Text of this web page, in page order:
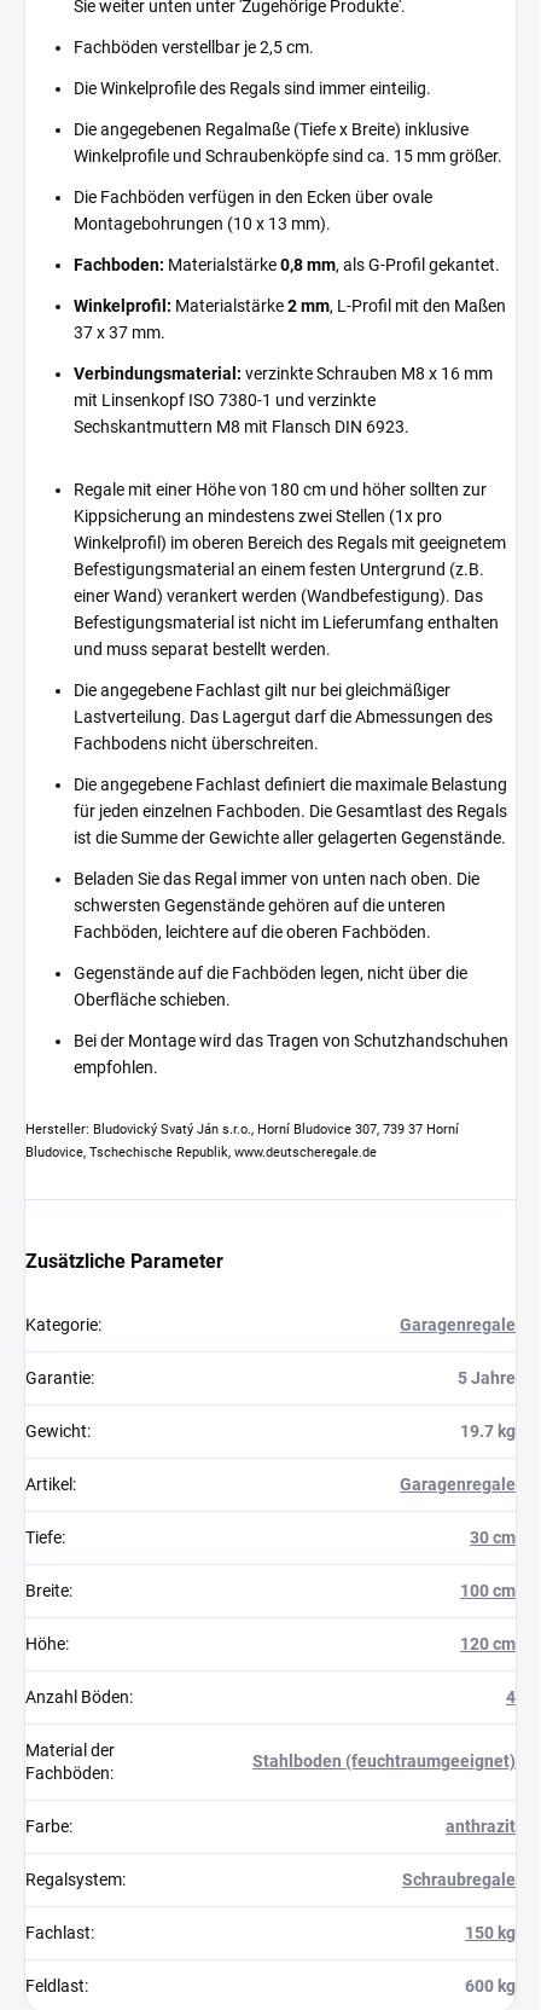
Sie weiter unten unter 'Zugehörige Produkte'.
Fachböden verstellbar je 2,5 cm.
Die Winkelprofile des Regals sind immer einteilig.
Die angegebenen Regalmaße (Tiefe x Breite) inklusive
Winkelprofile und Schraubenköpfe sind ca. 15 mm größer.
Die Fachböden verfügen in den Ecken über ovale
Montagebohrungen (10 x 13 mm).
Fachboden: Materialstärke0,8 mm, als G-Profil gekantet.
Winkelprofil: Materialstärke2 mm, L-Profil mit den Maßen
37 x 37 mm.
Verbindungsmaterial: verzinkte Schrauben M8 x 16 mm
mit Linsenkopf ISO 7380-1 und verzinkte
Sechskantmuttern M8 mit Flansch DIN 6923.
Regale mit einer Höhe von 180 cm und höher sollten zur
Kippsicherung an mindestens zwei Stellen (1x pro
Winkelprofil) im oberen Bereich des Regals mit geeignetem
Befestigungsmaterial an einem festen Untergrund (z.B.
einer Wand) verankert werden (Wandbefestigung). Das
Befestigungsmaterial ist nicht im Lieferumfang enthalten
und muss separat bestellt werden.
Die angegebene Fachlast gilt nur bei gleichmäßiger
Lastverteilung. Das Lagergut darf die Abmessungen des
Fachbodens nicht überschreiten.
Die angegebene Fachlast definiert die maximale Belastung
für jeden einzelnen Fachboden. Die Gesamtlast des Regals
ist die Summe der Gewichte aller gelagerten Gegenstände.
Beladen Sie das Regal immer von unten nach oben. Die
schwersten Gegenstände gehören auf die unteren
Fachböden, leichtere auf die oberen Fachböden.
Gegenstände auf die Fachböden legen, nicht über die
Oberfläche schieben.
Bei der Montage wird das Tragen von Schutzhandschuhen
empfohlen.
Hersteller: Bludovický Svatý Ján s.r.o., Horní Bludovice 307, 739 37 Horní
Bludovice, Tschechische Republik, www.deutscheregale.de
Zusätzliche Parameter
Kategorie: Garagenregale
Garantie: 5 Jahre
Gewicht: 19.7 kg
Artikel : Garagenregale
Tiefe: 30 cm
Breite: 100 cm
Höhe: 120 cm
Anzahl Böden: 4
Material der
Fachböden:
Stahlboden (feuchtraumgeeignet)
Farbe: anthrazit
Regalsystem: Schraubregale
Fachlast: 150 kg
Feldlast: 600 kg